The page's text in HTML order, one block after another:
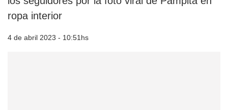
ropa interior
4 de abril 2023 - 10:51hs